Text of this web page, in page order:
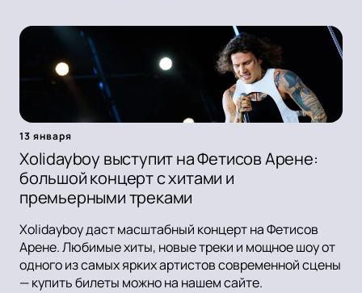
13 января
Xolidayboy выступит на Фетисов Арене:
большой концерт с хитами и
премьерными треками
Xolidayboy даст масштабный концерт на Фетисов
Арене. Любимые хиты, новые треки и мощное шоу от
одного из самых ярких артистов современной сцены
— купить билеты можно на нашем сайте.